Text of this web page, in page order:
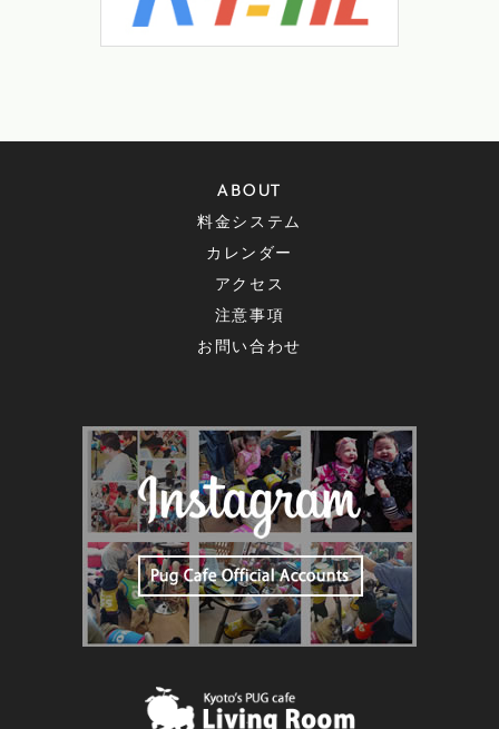
ABOUT
料金システム
カレンダー
アクセス
注意事項
お問い合わせ